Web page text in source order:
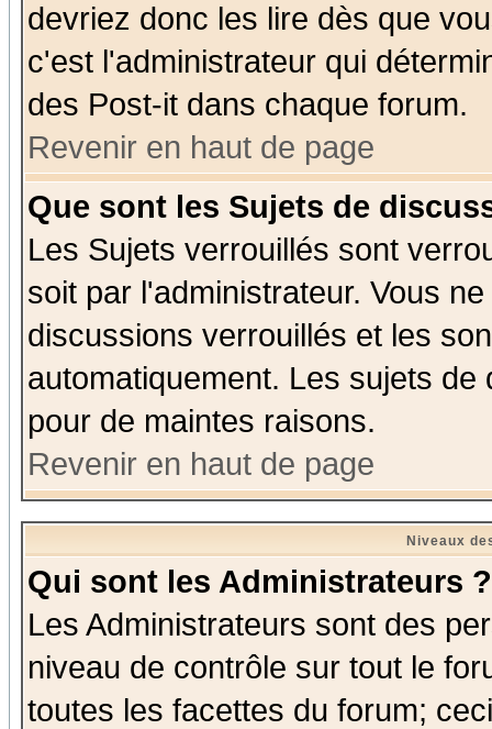
devriez donc les lire dès que
c'est l'administrateur qui
des Post-it dans chaque forum.
Revenir en haut de page
Que sont les Sujets de
Les Sujets verrouillés sont
soit par l'administrateur. Vous
discussions verrouillés et les
automatiquement. Les sujets
pour de maintes raisons.
Revenir en haut de page
Niveaux
Qui sont les Administrateurs ?
Les Administrateurs sont des
niveau de contrôle sur tout le
toutes les facettes du forum;